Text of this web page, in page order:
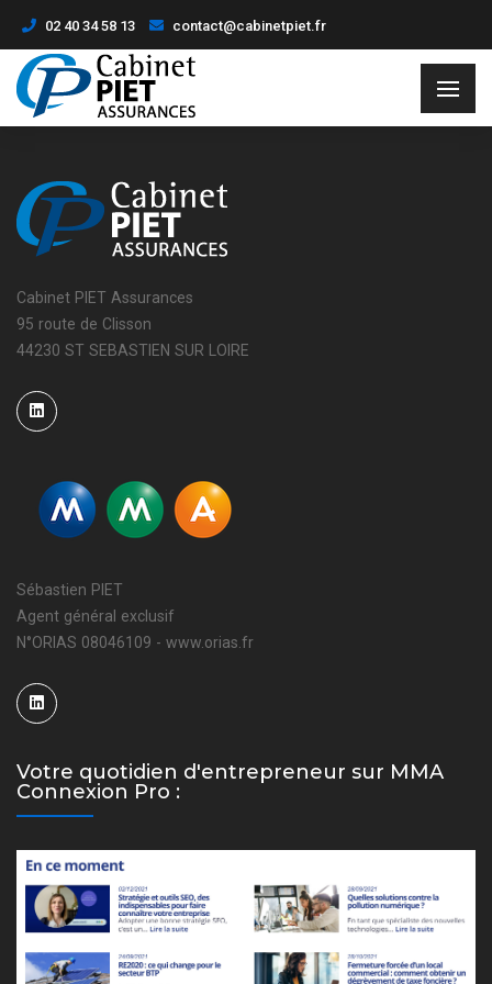
02 40 34 58 13 contact@cabinetpiet.fr
Cabinet PIET Assurances
95 route de Clisson
44230 ST SEBASTIEN SUR LOIRE
Sébastien PIET
Agent général exclusif
N°ORIAS 08046109 - www.orias.fr
Votre quotidien d'entrepreneur sur MMA
Connexion Pro :